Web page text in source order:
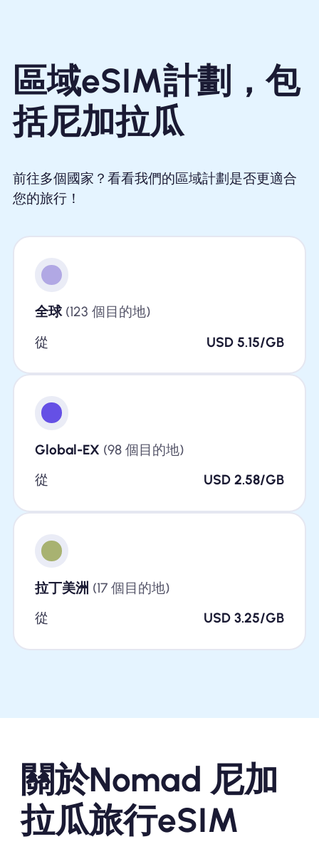
區域eSIM計劃，包
括尼加拉瓜
前往多個國家？看看我們的區域計劃是否更適合
您的旅行！
全球(123 個目的地)
從
USD 5.15/GB
Global-EX (98 個目的地)
從
USD 2.58/GB
拉丁美洲 (17 個目的地)
從
USD 3.25/GB
關於Nomad 尼加
拉瓜旅行eSIM